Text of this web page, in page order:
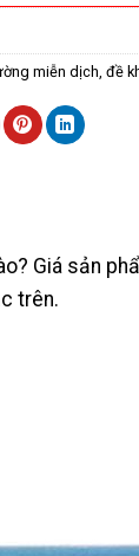
miễn dịch, đề
Giá sản
trên.